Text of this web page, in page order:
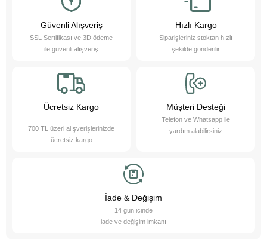
Evcil hayvanlarımız sayesinde daha sağlıklı bir yaşam süreriz; düzenli
egzersiz yapmamızı teşvik eder ve hayatımızı daha düzenli hale
getirmemize yardımcı olurlar. Bu sevimli dostlarımızı yakından tanımak
Pet Asya Online Petshop olarak, evcil hayvanlarımızın bize sağladığı bu
değerli katkıların farkındayız ve onlara en iyi şekilde hizmet etmek için
bakım ürünleri sunarak destek oluyoruz. Online petshop olarak, evcil
hayvanlarınıza gerekli olan her türlü ürün ve hizmeti hassasiyetle
sağlamaktan gurur duyuyoruz. Bizimle, sevimli dostlarınızın ihtiyaçlarını
karşılayabilir ve onların yaşam kalitesini artırabilirsiniz.
Güvenli Alışveriş
SSL Sertifikası ve 3D ödeme
ile güvenli alışveriş
Hızlı Kargo
Siparişleriniz stoktan hızlı
şekilde gönderilir
Ücretsiz Kargo
700 TL üzeri alışverişlerinizde
ücretsiz kargo
Müşteri Desteği
Telefon ve Whatsapp ile
yardım alabilirsiniz
İade & Değişim
14 gün içinde
iade ve değişim imkanı